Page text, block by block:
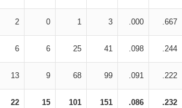
2 0 1 3 .000 .667
6 6 25 41 .098 .244
13 9 68 99 .091 .222
22 15 101 151 .086 .232